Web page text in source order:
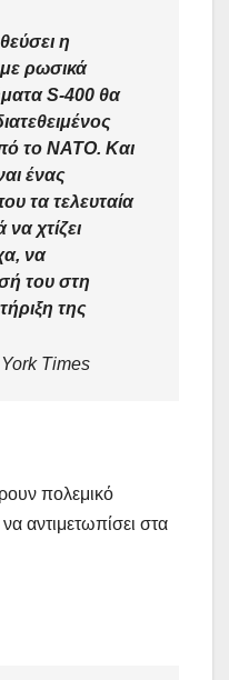
η
ρωσικά
S-400 θα
το ΝΑΤΟ. Και
ένας
τα τελευταία
χτίζει
να
του στη
της
Times
πολεμικό
αντιμετωπίσει στα